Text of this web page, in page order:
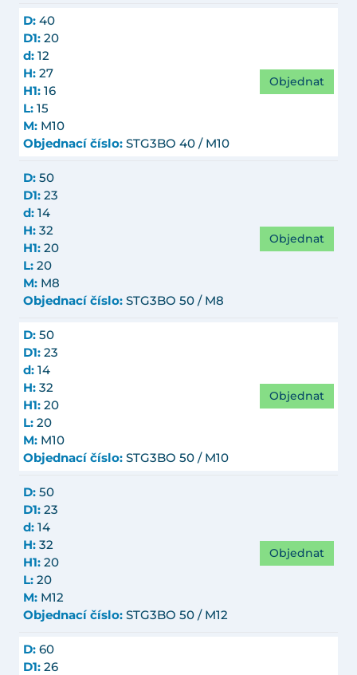
D: 40
D1: 20
d: 12
H: 27
H1: 16
L: 15
M: M10
Objednací číslo: STG3BO 40 / M10
Objednat
D: 50
D1: 23
d: 14
H: 32
H1: 20
L: 20
M: M8
Objednací číslo: STG3BO 50 / M8
Objednat
D: 50
D1: 23
d: 14
H: 32
H1: 20
L: 20
M: M10
Objednací číslo: STG3BO 50 / M10
Objednat
D: 50
D1: 23
d: 14
H: 32
H1: 20
L: 20
M: M12
Objednací číslo: STG3BO 50 / M12
Objednat
D: 60
D1: 26